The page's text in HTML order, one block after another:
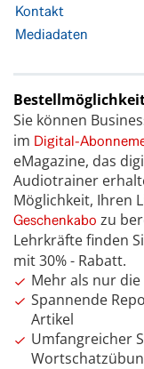
Kontakt
Mediadaten
Sie können
im Digital-
eMagazine, das
Audiotrainer
Möglichkeit, Ihren
Geschenkabo zu
Lehrkräfte finden
mit 30% - Rabatt.
Mehr als nur
Spannende
Artikel
Umfangreicher